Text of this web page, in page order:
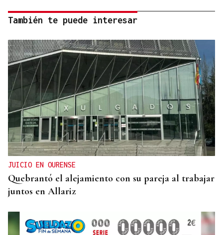
También te puede interesar
JUICIO EN OURENSE
Quebrantó el alejamiento con su pareja al trabajar
juntos en Allariz